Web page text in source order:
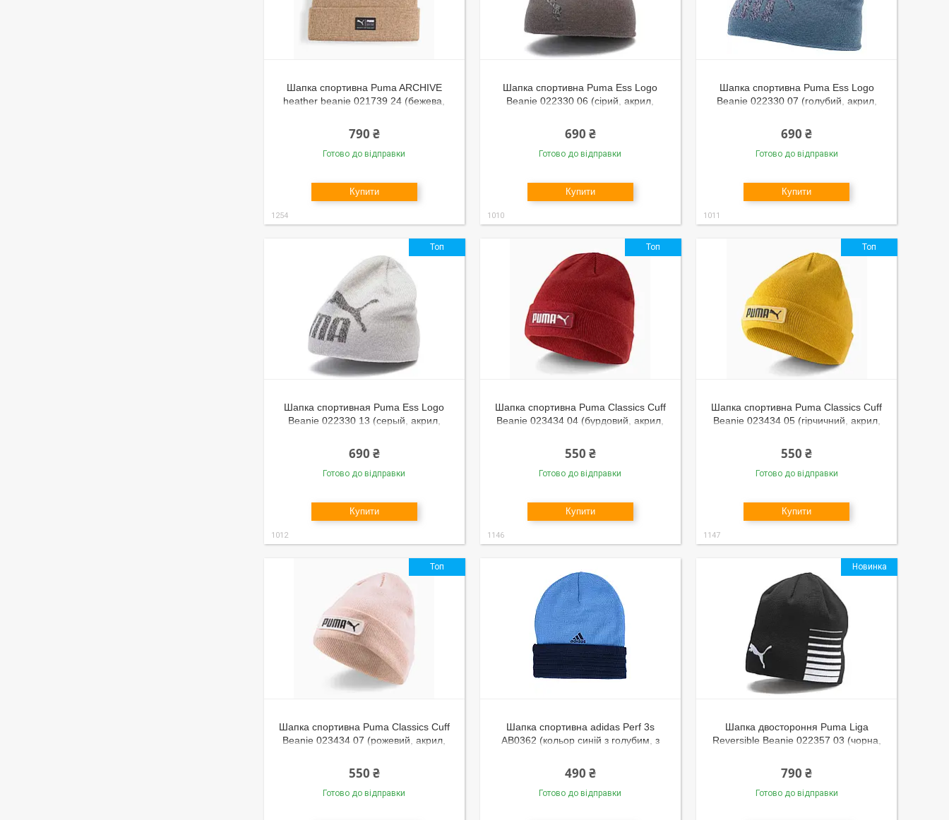
Шапка спортивна Puma ARCHIVE
heather beanie 021739 24 (бежева,
790 ₴
Готово до відправки
Купити
1254
Шапка спортивна Puma Ess Logo
Beanie 022330 06 (сірий, акрил,
логотип пума)
690 ₴
Готово до відправки
Купити
1010
Шапка спортивна Puma Ess Logo
Beanie 022330 07 (голубий, акрил,
логотип пума)
690 ₴
Готово до відправки
Купити
1011
Топ
Шапка спортивная Puma Ess Logo
Beanie 022330 13 (серый, акрил,
логотип пума)
690 ₴
Готово до відправки
Купити
1012
Топ
Шапка спортивна Puma Classics Cuff
Beanie 023434 04 (бурдовий, акрил,
пума)
550 ₴
Готово до відправки
Купити
1146
Топ
Шапка спортивна Puma Classics Cuff
Beanie 023434 05 (гірчичний, акрил,
пума)
550 ₴
Готово до відправки
Купити
1147
Топ
Шапка спортивна Puma Classics Cuff
Beanie 023434 07 (рожевий, акрил,
пума)
550 ₴
Готово до відправки
Шапка спортивна adidas Perf 3s
AB0362 (кольор синій з голубим, з
логотипом адас)
490 ₴
Готово до відправки
Новинка
Шапка двостороння Puma Liga
Reversible Beanie 022357 03 (чорна,
спортивна, бренд пума)
790 ₴
Готово до відправки